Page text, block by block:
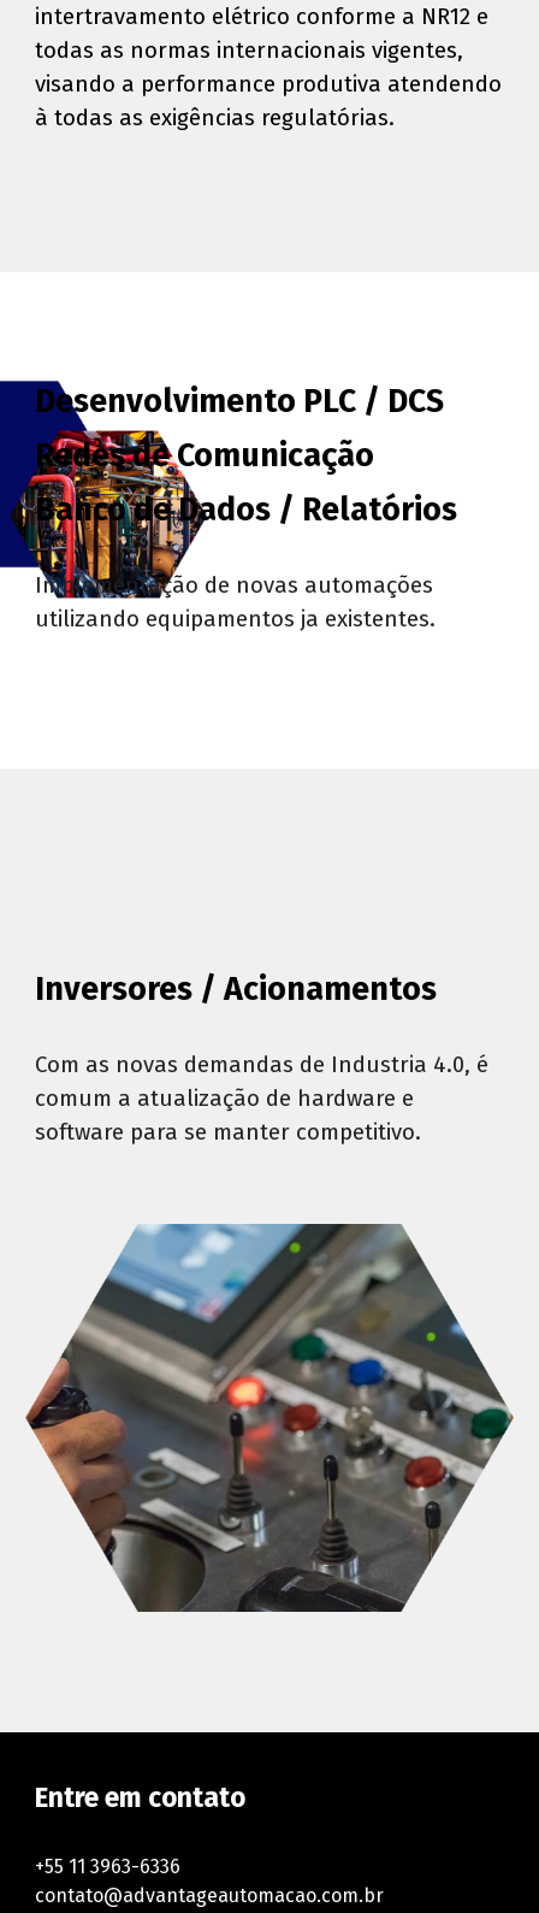
intertravamento elétrico conforme a NR12 e
todas as normas internacionais vigentes,
visando a performance produtiva atendendo
à todas as exigências regulatórias.
Desenvolvimento PLC / DCS
Redes de Comunicação
Banco de Dados / Relatórios
Implementação de novas automações
utilizando equipamentos ja existentes.
Inversores / Acionamentos
Com as novas demandas de Industria 4.0, é
comum a atualização de hardware e
software para se manter competitivo.
Entre em contato
+55 11 3963-6336
contato@advantageautomacao.com.br